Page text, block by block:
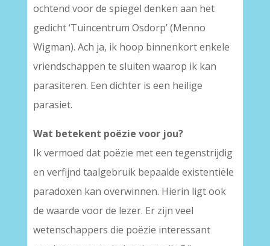
ochtend voor de spiegel denken aan het
gedicht ‘Tuincentrum Osdorp’ (Menno
Wigman). Ach ja, ik hoop binnenkort enkele
vriendschappen te sluiten waarop ik kan
parasiteren. Een dichter is een heilige
parasiet.
Wat betekent poëzie voor jou?
Ik vermoed dat poëzie met een tegenstrijdig
en verfijnd taalgebruik bepaalde existentiële
paradoxen kan overwinnen. Hierin ligt ook
de waarde voor de lezer. Er zijn veel
wetenschappers die poëzie interessant